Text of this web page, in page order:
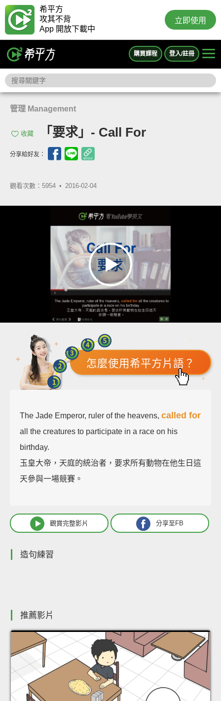
希平方
攻其不背
App 開放下載中
立即使用
購買課程 登入/註冊
管理 Management
收藏 「要求」- Call For
分享給好友：
觀看次數：5954 • 2016-02-04
怎麼使用希平方片語？
The Jade Emperor, ruler of the heavens, called for
all the creatures to participate in a race on his
birthday.
玉皇大帝，天庭的統治者，要求所有動物在他生日這
天參與一場競賽。
觀賞完整影片 分享至FB
造句練習
推薦影片